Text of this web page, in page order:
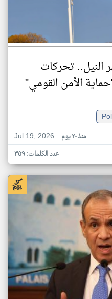
النيل.. تحركات
الأمن القومي"
Jul 19, 2026
منذ ٢٠ يوم
عدد الكلمات: ٣٥٩